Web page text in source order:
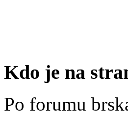
Kdo je na
Po forumu